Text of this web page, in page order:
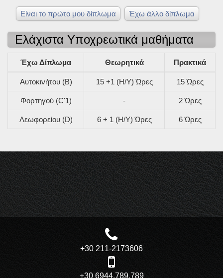
Είναι το πρώτο μου δίπλωμα Έχω άλλο δίπλωμα
Ελάχιστα Υποχρεωτικά μαθήματα
Έχω Δίπλωμα Θεωρητικά Πρακτικά
Αυτοκινήτου (B) 15 +1 (Η/Υ) Ώρες 15 Ώρες
Φορτηγού (C'1) - 2 Ώρες
Λεωφορείου (D) 6 + 1 (Η/Υ) Ώρες 6 Ώρες
+30 211-2173606
+30 6944.789.789